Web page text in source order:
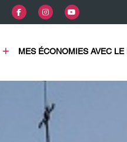
MES ÉCONOMIES AVEC LE